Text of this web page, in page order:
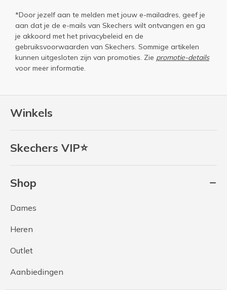
Winkels
Skechers VIP⭐
Shop
Dames
Heren
Outlet
Aanbiedingen
*Door jezelf aan te melden met jouw e-mailadres, geef je
aan dat je de e-mails van Skechers wilt ontvangen en ga
je akkoord met het privacybeleid en de
gebruiksvoorwaarden van Skechers. Sommige artikelen
kunnen uitgesloten zijn van promoties. Zie promotie-details
voor meer informatie.